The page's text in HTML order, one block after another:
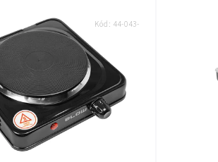
Kód: 44-043-